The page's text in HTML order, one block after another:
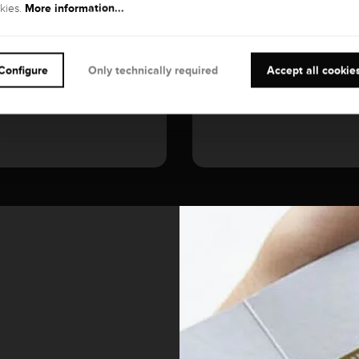
More information...
Accept all
Only technically required